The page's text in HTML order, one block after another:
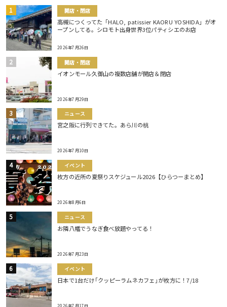
開店・閉店
高槻につくってた「HALO, patissier KAORU YOSHIDA」がオ
ープンしてる。シロモト出身世界3位パティシエのお店
2026年7月26日
開店・閉店
イオンモール久御山の複数店舗が開店＆閉店
2026年7月29日
ニュース
宮之阪に行列できてた。あら川の桃
2026年7月10日
イベント
枚方の近所の夏祭りスケジュール2026【ひらつーまとめ】
2026年8月6日
ニュース
お隣八幡でうなぎ食べ放題やってる！
2026年7月23日
イベント
日本で1台だけ｢クッピーラムネカフェ｣が枚方に！7/18
2026年7月17日